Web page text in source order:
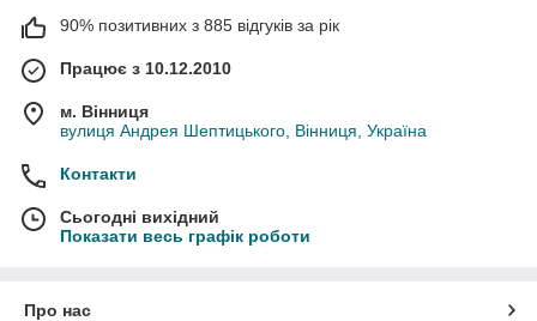
90% позитивних з 885 відгуків за рік
Працює з 10.12.2010
м. Вінниця
вулиця Андрея Шептицького, Вінниця, Україна
Контакти
Сьогодні вихідний
Показати весь графік роботи
Про нас